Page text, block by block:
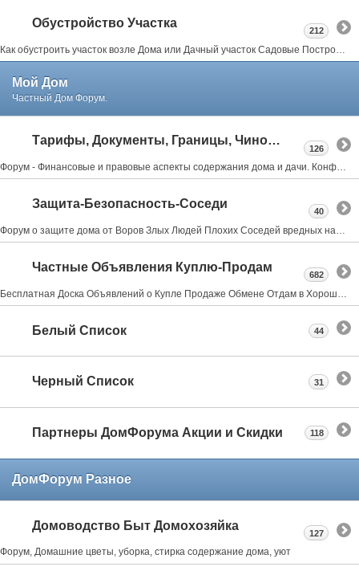
Обустройство Участка
Как обустроить участок возле Дома или Дачный участок Садовые Постройки Заборы Веранды Террасы Бассейны Бани Мангалы всё тут
212
Мой Дом
Частный Дом Форум.
Тарифы, Документы, Границы, Чиновники
Форум - Финансовые и правовые аспекты содержания дома и дачи. Конфликты с соседями, властями.
126
Защита-Безопасность-Соседи
Форум о защите дома от Воров Злых Людей Плохих Соседей вредных насекомых и грызунах всё что может испортить нам жизнь в своем доме даче квартире
40
Частные Объявления Куплю-Продам
682
Белый Список 44
Черный Список 31
Партнеры ДомФорума Акции и Скидки 118
ДомФорум Разное
Домоводство Быт Домохозяйка
Форум, Домашние цветы, уборка, стирка содержание дома, уют
127